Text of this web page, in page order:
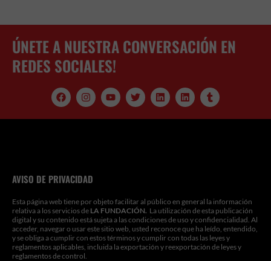
ÚNETE A NUESTRA CONVERSACIÓN EN
REDES SOCIALES!
F
a
c
e
I
n
s
t
Y
o
u
t
T
w
i
t
L
i
n
k
L
i
n
k
T
u
m
b
AVISO DE PRIVACIDAD
Esta página web tiene por objeto facilitar al público en general la información
relativa a los servicios de LA FUNDACIÓN. La utilización de esta publicación
digital y su contenido está sujeta a las condiciones de uso y confidencialidad. Al
acceder, navegar o usar este sitio web, usted reconoce que ha leído, entendido,
y se obliga a cumplir con estos términos y cumplir con todas las leyes y
reglamentos aplicables, incluida la exportación y reexportación de leyes y
reglamentos de control.